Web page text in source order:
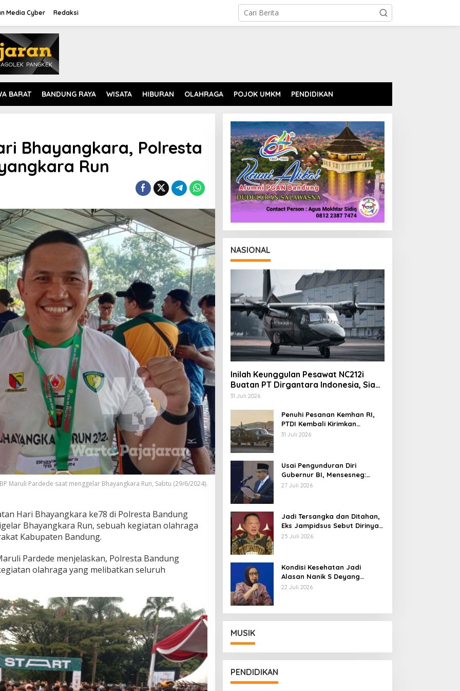
Media Cyber Redaksi
BARAT BANDUNG RAYA WISATA HIBURAN OLAHRAGA POJOK UMKM PENDIDIKAN
Bhayangkara, Polresta
Run
Maruli Pardede saat menggelar Bhayangkara Run, Sabtu (29/6/2024).
Hari Bhayangkara ke78 di Polresta Bandung
Bhayangkara Run, sebuah kegiatan olahraga
Kabupaten Bandung.
Pardede menjelaskan, Polresta Bandung
olahraga yang melibatkan seluruh
NASIONAL
Inilah Keunggulan Pesawat NC212i
Buatan PT Dirgantara Indonesia, Siap
Dukung Berbagai Operasi TNI
31 Juli 2026
Penuhi Pesanan Kemhan RI,
PTDI Kembali Kirimkan
Pesawat NC212i ke Pangkalan
31 Juli 2026
Usai Pengunduran Diri
Gubernur BI, Mensesneg:
Segera Terbit Keppres
27 Juli 2026
Jadi Tersangka dan Ditahan,
Eks Jampidsus Sebut Dirinya
Korban Kriminalisasi
25 Juli 2026
Kondisi Kesehatan Jadi
Alasan Nanik S Deyang
Mundur dari BGN, Prabowo
22 Juli 2026
MUSIK
PENDIDIKAN